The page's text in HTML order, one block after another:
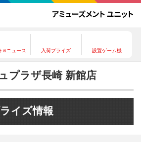
&ニュース 入荷プライズ 設置ゲーム機
プラザ長崎 新館店
イズ情報